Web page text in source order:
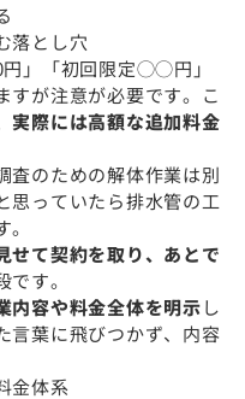
落とし穴
円」「初回限定◯◯円」
すが注意が必要です。こ
実際には高額な追加料金
査のための解体作業は別
思っていたら排水管の工
せて契約を取り、あとで
です。
内容や料金全体を明示し
言葉に飛びつかず、内容
金体系